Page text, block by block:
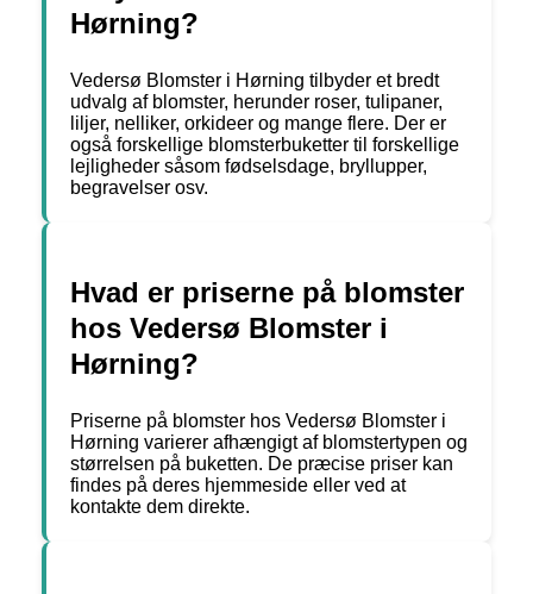
Hørning?
Vedersø Blomster i Hørning tilbyder et bredt
udvalg af blomster, herunder roser, tulipaner,
liljer, nelliker, orkideer og mange flere. Der er
også forskellige blomsterbuketter til forskellige
lejligheder såsom fødselsdage, bryllupper,
begravelser osv.
Hvad er priserne på blomster
hos Vedersø Blomster i
Hørning?
Priserne på blomster hos Vedersø Blomster i
Hørning varierer afhængigt af blomstertypen og
størrelsen på buketten. De præcise priser kan
findes på deres hjemmeside eller ved at
kontakte dem direkte.